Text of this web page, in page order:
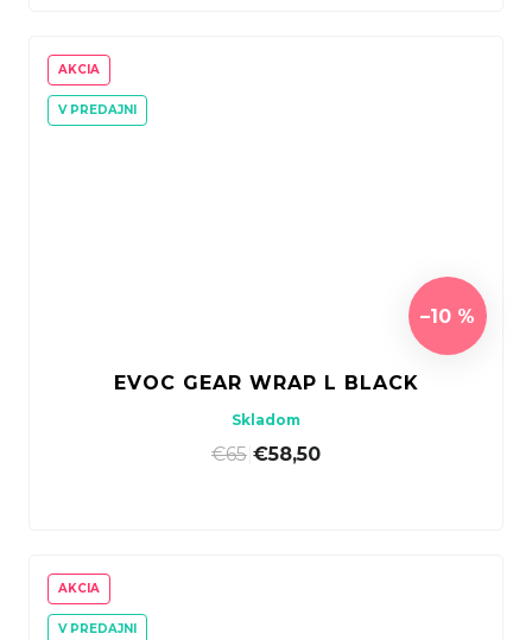
AKCIA
V PREDAJNI
–10 %
EVOC GEAR WRAP L BLACK
Skladom
€65 €58,50
AKCIA
V PREDAJNI